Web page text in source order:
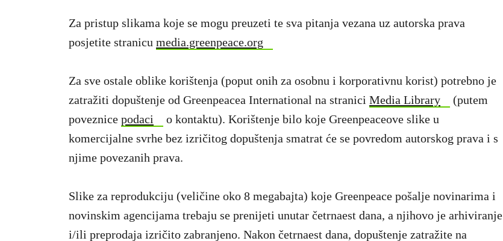
Za pristup slikama koje se mogu preuzeti te sva pitanja vezana uz autorska prava
posjetite stranicu media.greenpeace.org
Za sve ostale oblike korištenja (poput onih za osobnu i korporativnu korist) potrebno je
zatražiti dopuštenje od Greenpeacea International na stranici Media Library
(putem
poveznice podaci
o kontaktu). Korištenje bilo koje Greenpeaceove slike u
komercijalne svrhe bez izričitog dopuštenja smatrat će se povredom autorskog prava i s
njime povezanih prava.
Slike za reprodukciju (veličine oko 8 megabajta) koje Greenpeace pošalje novinarima i
novinskim agencijama trebaju se prenijeti unutar četrnaest dana, a njihovo je arhiviranje
i/ili preprodaja izričito zabranjeno. Nakon četrnaest dana, dopuštenje zatražite na